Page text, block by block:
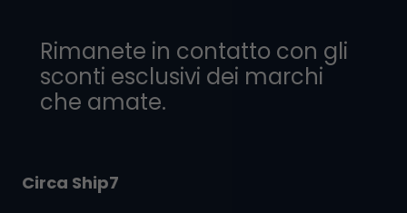
Rimanete in contatto con gli
sconti esclusivi dei marchi
che amate.
Circa Ship7